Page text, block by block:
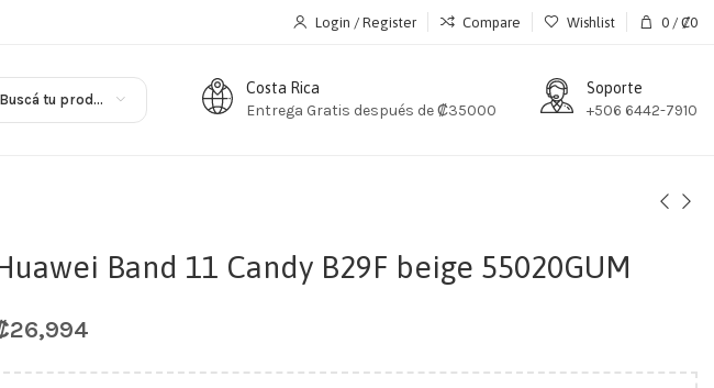
Login / Register Compare Wishlist 0 / ₡0
Buscá tu producto en
Costa Rica
Entrega Gratis después de ₡35000
Soporte
+506 6442-7910
Band 11 Candy B29F beige 55020GUM
26,994